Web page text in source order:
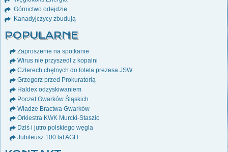
Górnictwo odejdzie
Kanadyjczycy zbudują
POPULARNE
Zaproszenie na spotkanie
Wirus nie przyszedł z kopalni
Czterech chętnych do fotela prezesa JSW
Grzegorz przed Prokuratorią
Haldex odzyskiwaniem
Poczet Gwarków Śląskich
Władze Bractwa Gwarków
Orkiestra KWK Murcki-Staszic
Dziś i jutro polskiego węgla
Jubileusz 100 lat AGH